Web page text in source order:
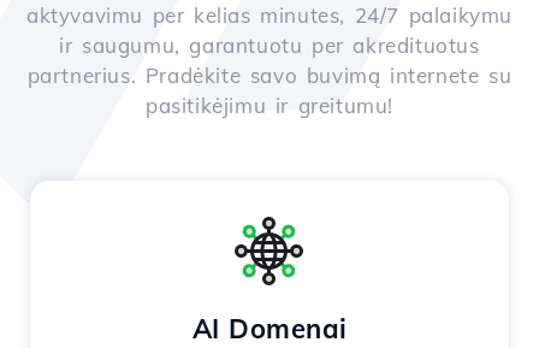
aktyvavimu per kelias minutes, 24/7 palaikymu
ir saugumu, garantuotu per akredituotus
partnerius. Pradėkite savo buvimą internete su
pasitikėjimu ir greitumu!
AI Domenai